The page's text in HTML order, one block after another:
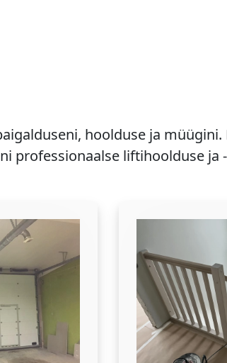
hoolduse ja müügini.
professionaalse liftihoolduse ja